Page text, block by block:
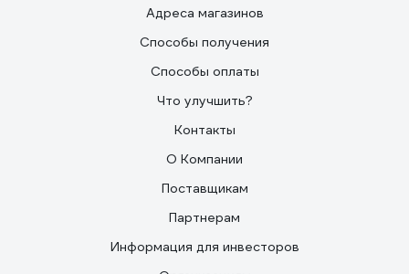
Адреса магазинов
Способы получения
Способы оплаты
Что улучшить?
Контакты
О Компании
Поставщикам
Партнерам
Информация для инвесторов